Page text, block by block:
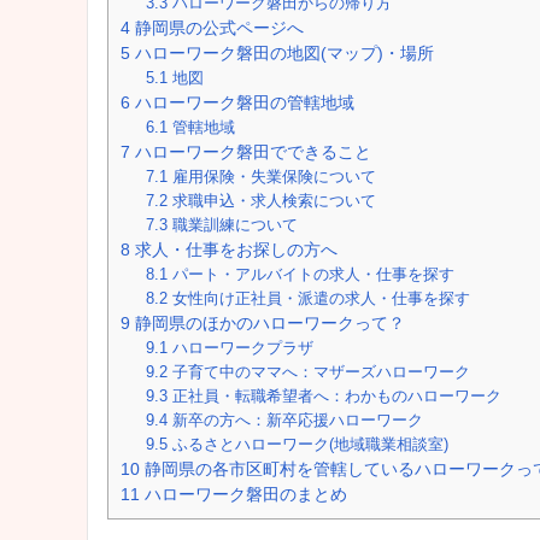
4 静岡県の公式ページへ
5 ハローワーク磐田の地図(マップ)・場所
5.1 地図
6 ハローワーク磐田の管轄地域
6.1 管轄地域
7 ハローワーク磐田でできること
7.1 雇用保険・失業保険について
7.2 求職申込・求人検索について
7.3 職業訓練について
8 求人・仕事をお探しの方へ
8.1 パート・アルバイトの求人・仕事を探す
8.2 女性向け正社員・派遣の求人・仕事を探す
9 静岡県のほかのハローワークって？
9.1 ハローワークプラザ
9.2 子育て中のママへ：マザーズハローワーク
9.3 正社員・転職希望者へ：わかものハローワーク
9.4 新卒の方へ：新卒応援ハローワーク
9.5 ふるさとハローワーク(地域職業相談室)
10 静岡県の各市区町村を管轄しているハローワークっ
11 ハローワーク磐田のまとめ